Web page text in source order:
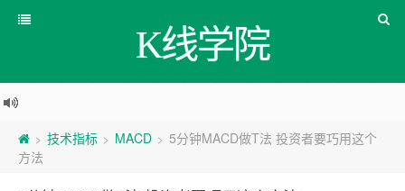
K线学院
> 技术指标 > MACD > 5分钟MACD做T法 投资者要巧用这个
方法